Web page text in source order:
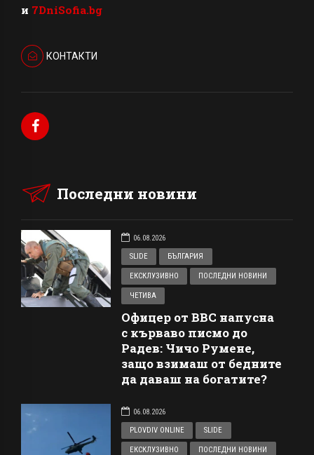
и 7DniSofia.bg
КОНТАКТИ
Последни новини
06.08.2026
SLIDE
БЪЛГАРИЯ
ЕКСКЛУЗИВНО ПОСЛЕДНИ НОВИНИ
ЧЕТИВА
Офицер от ВВС напусна
с кърваво писмо до
Радев: Чичо Румене,
защо взимаш от бедните
да даваш на богатите?
06.08.2026
PLOVDIV ONLINE
SLIDE
ЕКСКЛУЗИВНО ПОСЛЕДНИ НОВИНИ